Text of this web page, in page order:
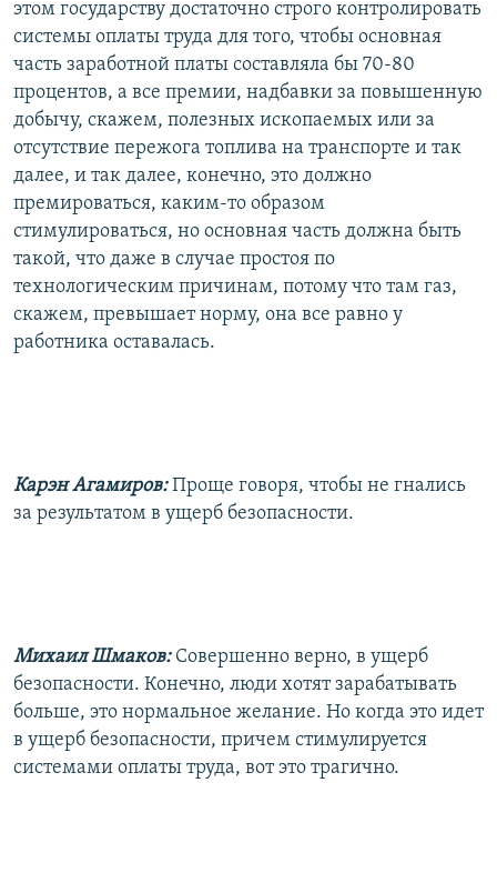
этом государству достаточно строго контролировать
системы оплаты труда для того, чтобы основная
часть заработной платы составляла бы 70-80
процентов, а все премии, надбавки за повышенную
добычу, скажем, полезных ископаемых или за
отсутствие пережога топлива на транспорте и так
далее, и так далее, конечно, это должно
премироваться, каким-то образом
стимулироваться, но основная часть должна быть
такой, что даже в случае простоя по
технологическим причинам, потому что там газ,
скажем, превышает норму, она все равно у
работника оставалась.
Карэн Агамиров:Проще говоря, чтобы не гнались
за результатом в ущерб безопасности.
Михаил Шмаков: Совершенно верно, в ущерб
безопасности. Конечно, люди хотят зарабатывать
больше, это нормальное желание. Но когда это идет
в ущерб безопасности, причем стимулируется
системами оплаты труда, вот это трагично.